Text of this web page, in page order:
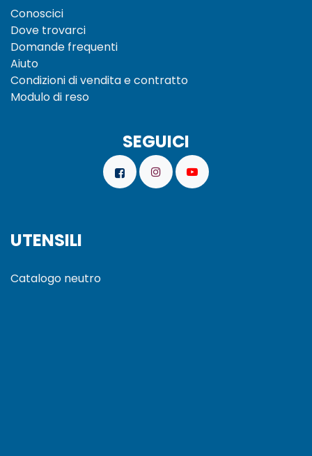
Conoscici
Dove trovarci
Domande frequenti
Aiuto
Condizioni di vendita econtratto
Modulo di reso
SEGUICI
UTENSILI
Catalogo neutro